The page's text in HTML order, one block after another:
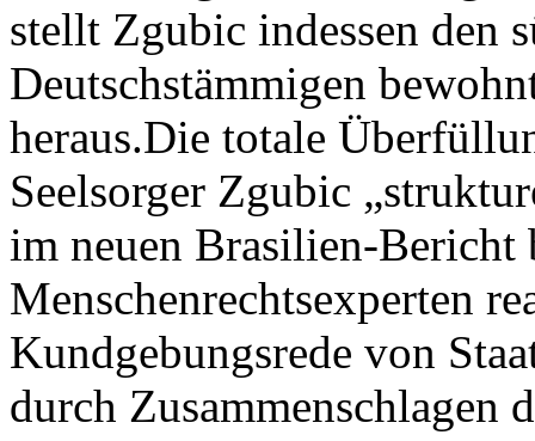
stellt Zgubic indessen den
Deutschstämmigen
heraus.Die totale
Seelsorger Zgubic
im neuen Brasilien-Bericht
Menschenrechtsexperten
Kundgebungsrede von
durch Zusammenschlagen